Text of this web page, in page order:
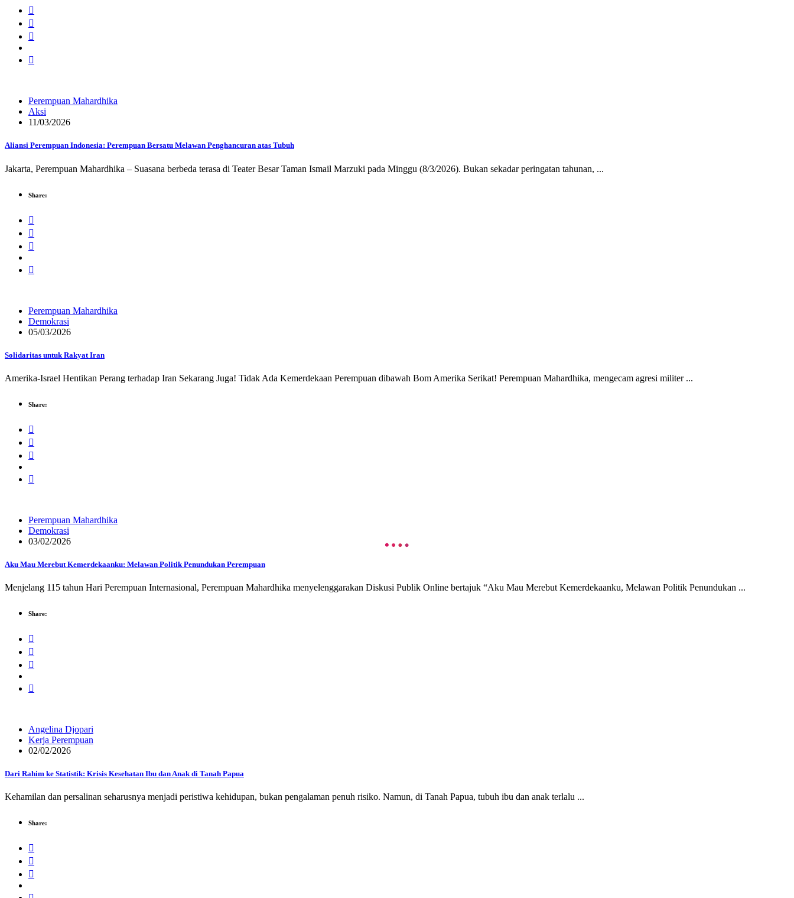
Perempuan Mahardhika
Aksi
11/03/2026
Aliansi Perempuan Indonesia: Perempuan Bersatu Melawan Penghancuran atas Tubuh
Jakarta, Perempuan Mahardhika – Suasana berbeda terasa di Teater Besar Taman Ismail Marzuki pada Minggu (8/3/2026). Bukan sekadar peringatan tahunan, ...
Share:
Perempuan Mahardhika
Demokrasi
05/03/2026
Solidaritas untuk Rakyat Iran
Amerika-Israel Hentikan Perang terhadap Iran Sekarang Juga! Tidak Ada Kemerdekaan Perempuan dibawah Bom Amerika Serikat! Perempuan Mahardhika, mengecam agresi militer ...
Share:
Perempuan Mahardhika
Demokrasi
03/02/2026
Aku Mau Merebut Kemerdekaanku: Melawan Politik Penundukan Perempuan
Menjelang 115 tahun Hari Perempuan Internasional, Perempuan Mahardhika menyelenggarakan Diskusi Publik Online bertajuk “Aku Mau Merebut Kemerdekaanku, Melawan Politik Penundukan ...
Share:
Angelina Djopari
Kerja Perempuan
02/02/2026
Dari Rahim ke Statistik: Krisis Kesehatan Ibu dan Anak di Tanah Papua
Kehamilan dan persalinan seharusnya menjadi peristiwa kehidupan, bukan pengalaman penuh risiko. Namun, di Tanah Papua, tubuh ibu dan anak terlalu ...
Share: